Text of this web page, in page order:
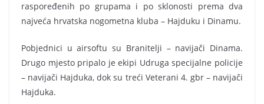
raspoređenih po grupama i po sklonosti prema dva
najveća hrvatska nogometna kluba – Hajduku i Dinamu.
Pobjednici u airsoftu su Branitelji – navijači Dinama.
Drugo mjesto pripalo je ekipi Udruga specijalne policije
– navijači Hajduka, dok su treći Veterani 4. gbr – navijači
Hajduka.